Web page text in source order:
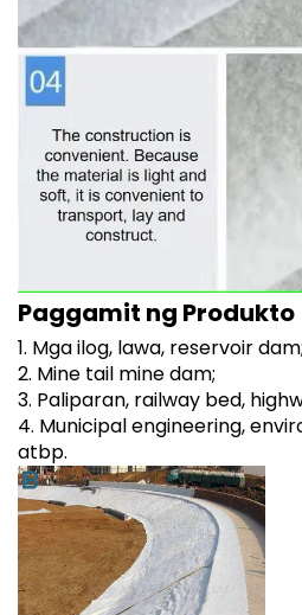
Paggamit ng Produkto
1. Mga ilog, lawa, reservoir dam;
2. Mine tail mine dam;
3. Paliparan, railway bed,
4. Municipal engineering,
atbp.